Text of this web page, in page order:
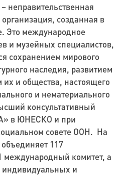
неправительственная
созданная в
Это международное
и музейных специалистов,
сохранением мирового
наследия, развитием
их и общества, настоящего
и нематериального
консультативный
в ЮНЕСКО и при
совете ООН. На
117
международный комитет, а
индивидуальных и